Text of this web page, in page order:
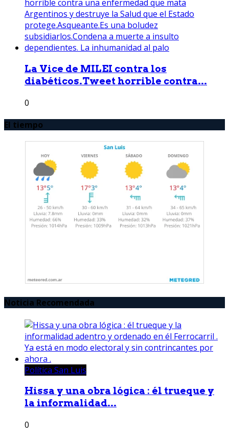
La Vice de MILEI contra los
diabéticos.Tweet horrible contra...
0
El tiempo
Noticia Recomendada
Política San Luis
Hissa y una obra lógica : él trueque y
la informalidad...
0